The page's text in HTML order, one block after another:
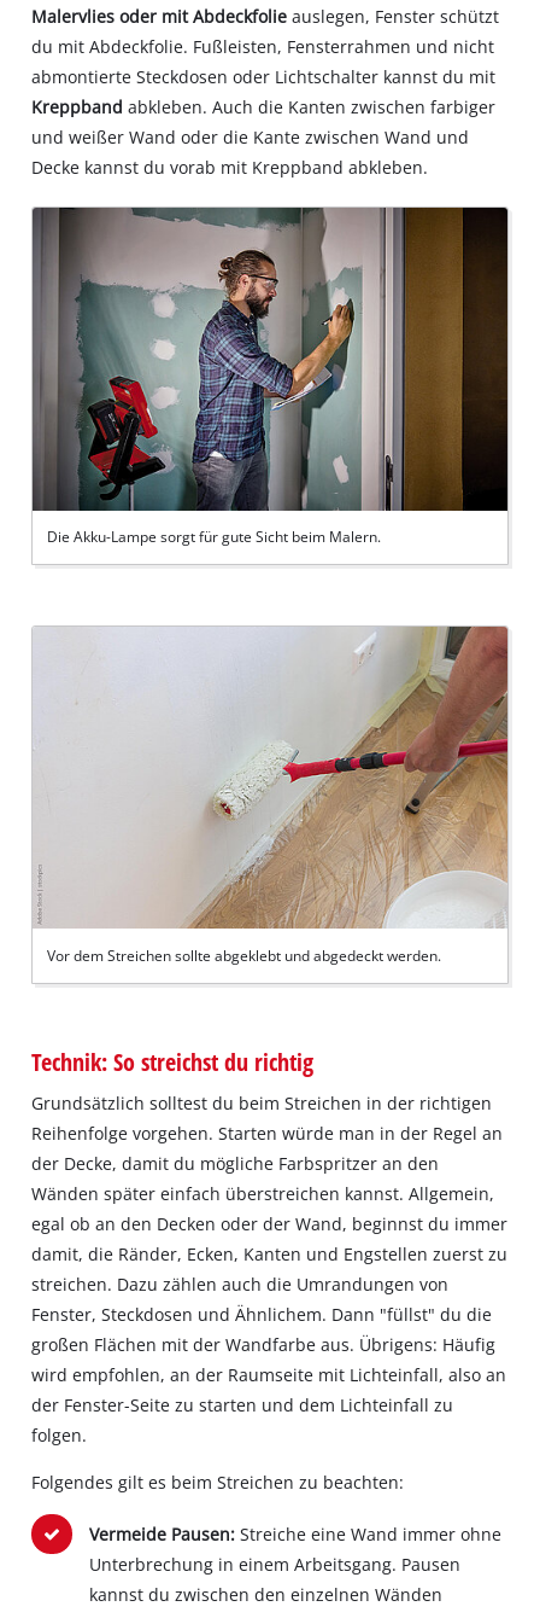
Malervlies oder mit Abdeckfolie auslegen, Fenster schützt
du mit Abdeckfolie. Fußleisten, Fensterrahmen und nicht
abmontierte Steckdosen oder Lichtschalter kannst du mit
Kreppbandabkleben. Auch die Kanten zwischen farbiger
und weißer Wand oder die Kante zwischen Wand und
Decke kannst du vorab mit Kreppband abkleben.
Die Akku-Lampe sorgt für gute Sicht beim Malern.
Vor dem Streichen sollte abgeklebt und abgedeckt werden.
Technik: So streichst du richtig
Grundsätzlich solltest du beim Streichen in der richtigen
Reihenfolge vorgehen. Starten würde man in der Regel an
der Decke, damit du mögliche Farbspritzer an den
Wänden später einfach überstreichen kannst. Allgemein,
egal ob an den Decken oder der Wand, beginnst du immer
damit, die Ränder, Ecken, Kanten und Engstellen zuerst zu
streichen. Dazu zählen auch die Umrandungen von
Fenster, Steckdosen und Ähnlichem. Dann "füllst" du die
großen Flächen mit der Wandfarbe aus. Übrigens: Häufig
wird empfohlen, an der Raumseite mit Lichteinfall, also an
der Fenster-Seite zu starten und dem Lichteinfall zu
folgen.
Folgendes gilt es beim Streichen zu beachten:
Vermeide Pausen: Streiche eine Wand immer ohne
Unterbrechung in einem Arbeitsgang. Pausen
kannst du zwischen den einzelnen Wänden